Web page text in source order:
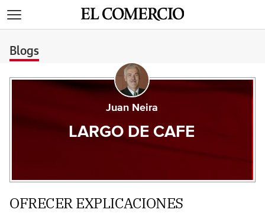
Blogs
Juan Neira
LARGO DE CAFE
OFRECER EXPLICACIONES